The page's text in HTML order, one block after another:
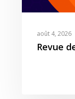
août 4, 2026
Revue